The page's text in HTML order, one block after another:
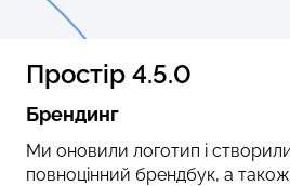
Простір 4.5.0
Брендинг
Ми оновили логотип і
повноцінний брендбук, а також